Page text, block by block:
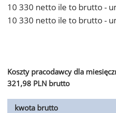
10 330 netto ile to brutto -
10 330 netto ile to brutto -
Koszty pracodawcy dla
321,98 PLN brutto
kwota brutto